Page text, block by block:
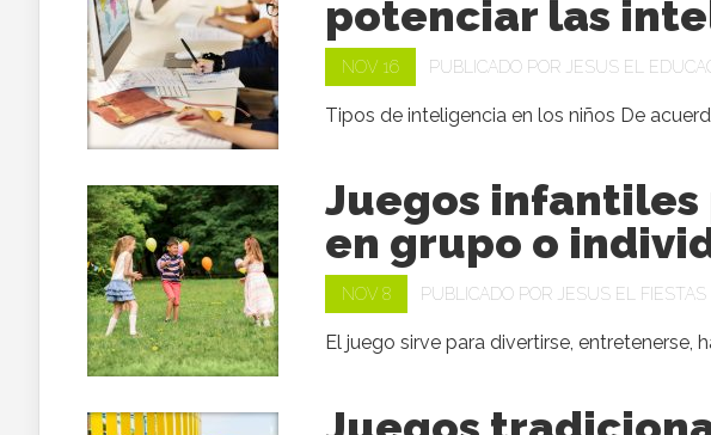
potenciar las
NOV 16 PUBLICADO POR JESUS EL
Tipos de inteligencia en los niños De
Juegos infantiles
en grupo o
NOV 8 PUBLICADO POR JESUS EL
El juego sirve para divertirse, entretenerse,